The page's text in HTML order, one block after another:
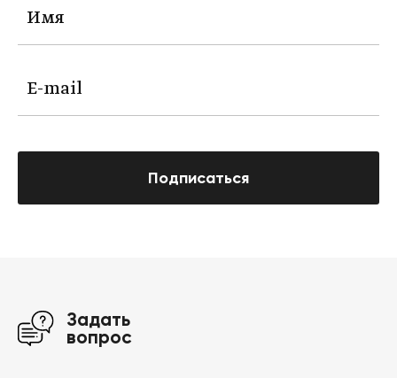
Подписаться
Задать
вопрос